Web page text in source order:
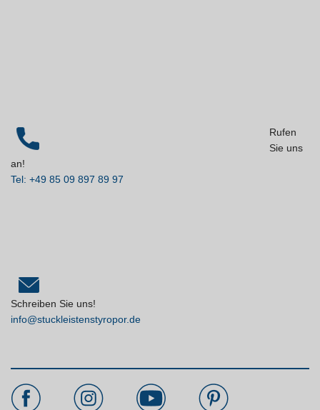
Rufen
Sie uns
an!
Tel: +49 85 09 897 89 97
Schreiben Sie uns!
info@stuckleistenstyropor.de